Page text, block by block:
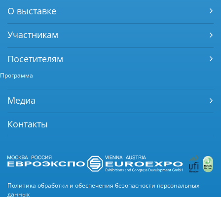
О выставке
Участникам
Посетителям
Программа
Медиа
Контакты
Политика обработки и обеспечения безопасности персональных
данных